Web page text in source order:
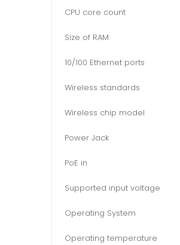
CPU core count
Size of RAM
10/100 Ethernet ports
Wireless standards
Wireless chip model
Power Jack
PoE in
Supported input voltage
Operating System
Operating temperature